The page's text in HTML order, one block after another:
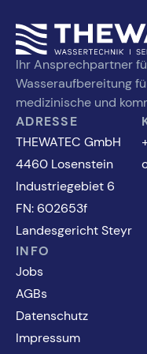
Ihr Ansprechpartner
Wasseraufbereitung
medizinische und
ADRESSE
THEWATEC GmbH
4460 Losenstein
Industriegebiet 6
FN: 602653f
Landesgericht Steyr
INFO
Jobs
AGBs
Datenschutz
Impressum